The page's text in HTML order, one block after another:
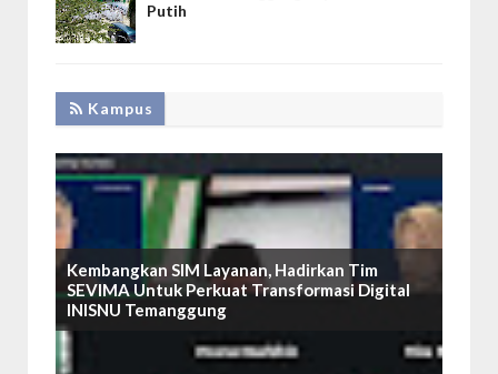
Putih
Kampus
Kembangkan SIM Layanan, Hadirkan Tim
SEVIMA Untuk Perkuat Transformasi Digital
INISNU Temanggung